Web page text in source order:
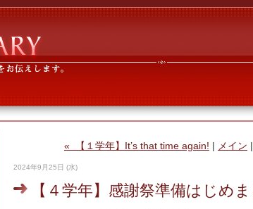
« 【１学年】It’s that time again! | メイン |
2024年9月25日 (水)
【４学年】感謝祭準備はじめま